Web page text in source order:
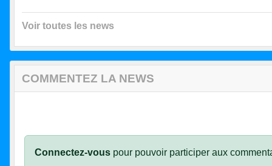
Voir toutes les news
COMMENTEZ LA NEWS
Connectez-vous pour pouvoir participer aux